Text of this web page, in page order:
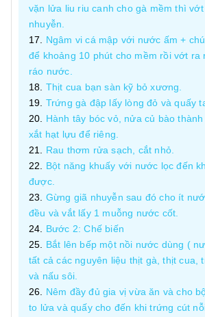
vặn lửa liu riu canh cho gà mềm thì
nhuyễn.
Ngâm vi cá mập với nước ấm +
để khoảng 10 phút cho mềm rồi vớt ra
ráo nước.
Thịt cua bạn sàn kỹ bỏ xương.
Trứng gà đập lấy lòng đỏ và quấy
Hành tây bóc vỏ, nửa củ bào
xắt hạt lựu để riêng.
Rau thơm rửa sạch, cắt nhỏ.
Bột năng khuấy với nước lọc đến
được.
Gừng giã nhuyễn sau đó cho ít
đều và vắt lấy 1 muỗng nước cốt.
Bước 2: Chế biến
Bắt lên bếp một nồi nước dùng (
tất cả các nguyên liệu thịt gà, thịt cua,
và nấu sôi.
Nêm đầy đủ gia vị vừa ăn và cho
to lửa và quấy cho đến khi trứng cút